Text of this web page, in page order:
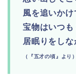
風を追いか
宝物はいつ
居眠りをし
（『五才の頃』より）